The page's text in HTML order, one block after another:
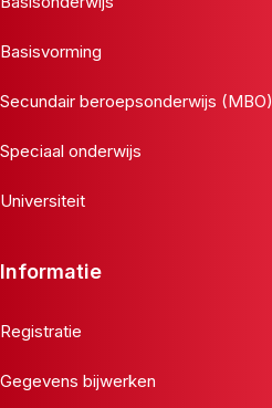
Basisvorming
Secundair beroepsonderwijs (MBO)
Speciaal onderwijs
Universiteit
Informatie
Registratie
Gegevens bijwerken